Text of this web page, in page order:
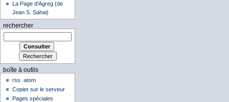
La Page d'Agreg (de
Jean S. Sahai)
rechercher
boîte à outils
rss
atom
Copier sur le serveur
Pages spéciales